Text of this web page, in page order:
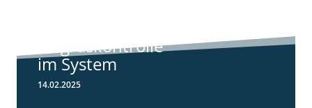
Ungraskontrolle
im System
14.02.2025